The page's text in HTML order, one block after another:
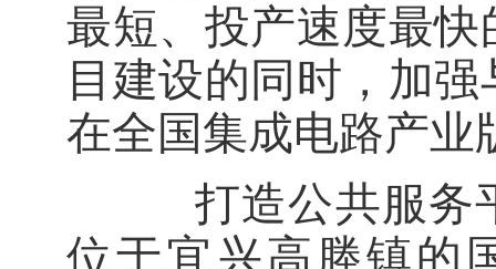
最短、投产速度最
目建设的同时，加
在全国集成电路产业
打造公共服务平
位于宜兴高塍镇的